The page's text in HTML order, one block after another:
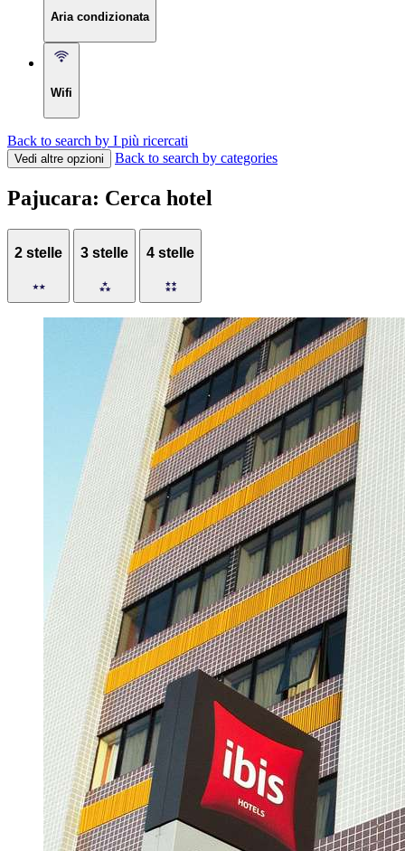
Aria condizionata
Wifi
Back to search by I più ricercati
Vedi altre opzioni Back to search by categories
Pajucara: Cerca hotel
2 stelle 3 stelle 4 stelle